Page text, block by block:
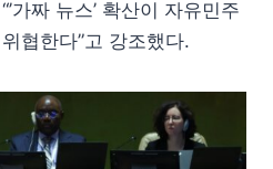
가짜 뉴스’ 확산이 자유민주
협한다”고 강조했다.